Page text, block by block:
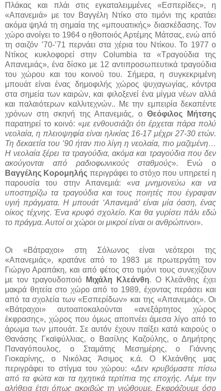
Πλάκας και πλάι στις εγκαταλειμμένες «Εσπερίδες», η
«Απανεμιά» με τον Βαγγέλη Ντίκο στο τιμόνι της κρατάει
ακόμα ψηλά τη σημαία της «μπουατικής» διασκέδασης. Τον
χώρο ανοίγει το 1964 ο ηθοποιός Αρτέμης Μάτσας, ενώ από
τη σαιζόν ’70-’71 περνάει στα χέρια του Ντίκου. Το 1977 ο
Ντίκος κυκλοφορεί στην Columbia τα «Τραγούδια της
Απανεμιάς», ένα δίσκο με 12 αντιπροσωπευτικά τραγούδια
του χώρου και του κοινού του. Σήμερα, η συγκεκριμένη
μπουάτ είναι ένας δημοφιλής χώρος ψυχαγωγίας, κόντρα
στα σημεία των καιρών, και φιλοξενεί ένα μίγμα νέων αλλά
και παλαιότερων καλλιτεχνών.. Με την εμπειρία δεκαπέντε
χρόνων στη σκηνή της Απανεμιάς, οΘεόφιλος Μήτσης
παρατηρεί το κοινό: «με ενθουσιάζει ότι έρχεται πάρα πολύ
νεολαία, η πλειοψηφία είναι ηλικίας 16-17 μέχρι 27-30 ετών.
Τη δεκαετία του ’90 ήταν πιο λίγη η νεολαία, πιο μαζεμένη…
Η νεολαία ξέρει τα τραγούδια, ακόμα και τραγούδια που δεν
ακούγονται από ραδιοφωνικούς σταθμούς». Ενώ ο
Βαγγέλης Κορομηλής περιγράφει το στόχο που υπηρετεί η
παρουσία του στην Απανεμιά: «να μνημονεύω και να
υποστηρίζω τα τραγούδια και τους ποιητές που έγραψαν
υγιή πράγματα. Η μπουάτ ‘Απανεμιά’ είναι μία όαση, ένας
οίκος τέχνης. Ένα κρυφό σχολείο. Και θα γυρίσει πάλι εδώ
το πράγμα. Αυτοί οι χώροι οι μικροί είναι οι ανθρώπινοι».
Οι «Βάτραχοι» στη Σόλωνος είναι νεότεροι της
«Απανεμιάς», κρατάνε από το 1983 με πρωτεργάτη τον
Γιώργο Αραπάκη, και από φέτος στο τιμόνι τους συνεχίζουν
με τον τραγουδοποιό
Μιχάλη Κλεάνθη. Ο Κλεάνθης έχει
μακρά θητεία στο χώρο από το 1989, έχοντας περάσει και
από τα σχολεία των «Εσπερίδων» και της «Απανεμιάς». Οι
«Βάτραχοι» αυτοαποκαλούνται «ανεξάρτητος χώρος
έκφρασης», χώρος που όμως αποπνέει άμεσα λίγο από το
άρωμα των μπουάτ. Σε αυτόν έχουν παίξει κατά καιρούς ο
Θανάσης Γκαϊφύλλιας, ο Βασίλης Καζούλης, ο Δημήτρης
Παναγόπουλος, ο Σταμάτης Μεσημέρης, ο Γιάννης
Γιοκαρίνης, ο Νικόλας Άσιμος κ.ά. Ο Κλεάνθης μας
περιγράφει το στίγμα του χώρου: «Δεν κρυβόμαστε πίσω
από τα φώτα και τα ηχητικά τερτίπια της εποχής. Λέμε την
αλήθεια έτσι όπως ακριβώς τη νιώθουμε. Εκφράζουμε όσο